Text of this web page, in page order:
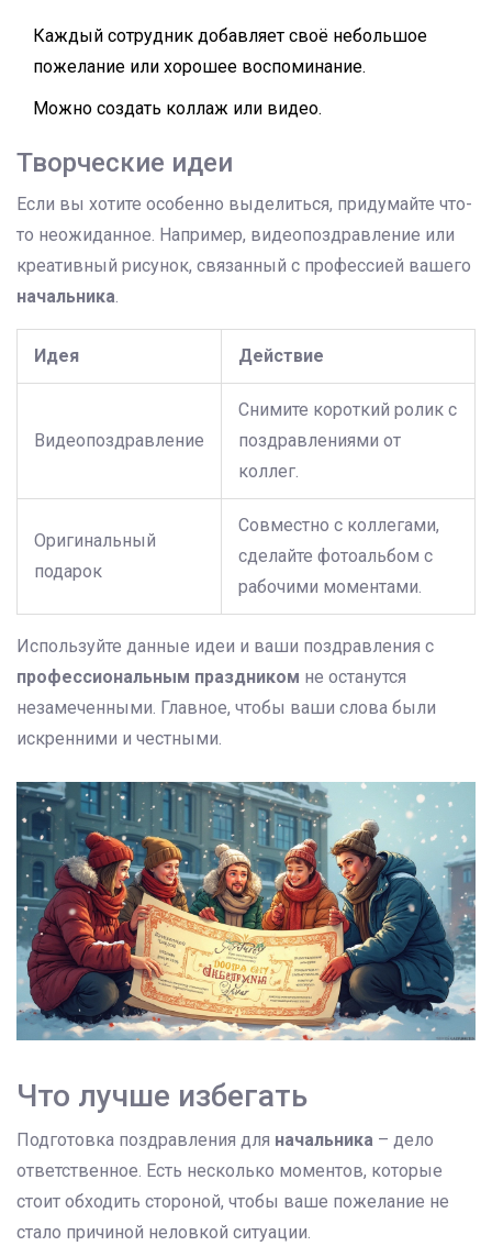
Каждый сотрудник добавляет своё небольшое
пожелание или хорошее воспоминание.
Можно создать коллаж или видео.
Творческие идеи
Если вы хотите особенно выделиться, придумайте что-
то неожиданное. Например, видеопоздравление или
креативный рисунок, связанный с профессией вашего
начальника.
Идея Действие
Видеопоздравление
Снимите короткий ролик с
поздравлениями от
коллег.
Оригинальный
подарок
Совместно с коллегами,
сделайте фотоальбом с
рабочими моментами.
Используйте данные идеи и ваши поздравления с
профессиональным праздником не останутся
незамеченными. Главное, чтобы ваши слова были
искренними и честными.
Что лучше избегать
Подготовка поздравления для начальника – дело
ответственное. Есть несколько моментов, которые
стоит обходить стороной, чтобы ваше пожелание не
стало причиной неловкой ситуации.